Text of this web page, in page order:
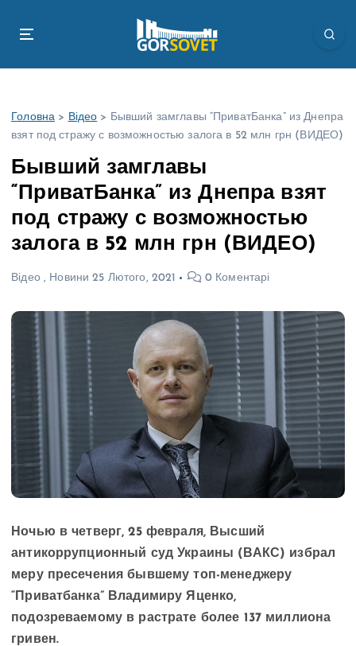
Головна > Відео > Бывший замглавы “ПриватБанка” из Днепра
взят под стражу с возможностью залога в 52 млн грн (ВИДЕО)
Бывший замглавы
“ПриватБанка” из Днепра взят
под стражу с возможностью
залога в 52 млн грн (ВИДЕО)
Відео, Новини 25 Лютого, 2021 0 Коментарі
Ночью в четверг, 25 февраля, Высший
антикоррупционный суд Украины (ВАКС) избрал
меру пресечения бывшему топ-менеджеру
“Приватбанка” Владимиру Яценко,
подозреваемому в растрате более 137 миллиона
гривен.